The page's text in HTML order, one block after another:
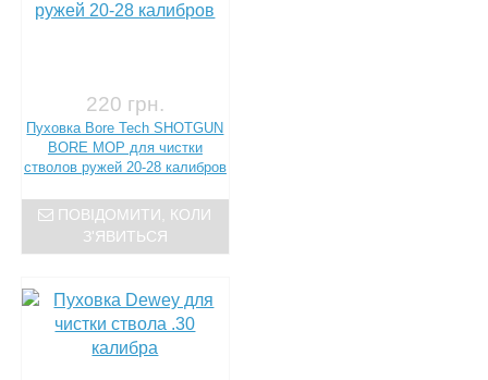
220 грн.
Пуховка Bore Tech SHOTGUN
BORE MOP для чистки
стволов ружей 20-28 калибров
ПОВІДОМИТИ, КОЛИ
З'ЯВИТЬСЯ